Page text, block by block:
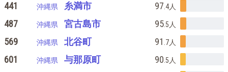
441 沖縄県 糸満市 97 .4人
487 沖縄県 宮古島市 95.5 人
569 沖縄県 北谷町 91 .7人
601 沖縄県 与那原町 90 .5 人